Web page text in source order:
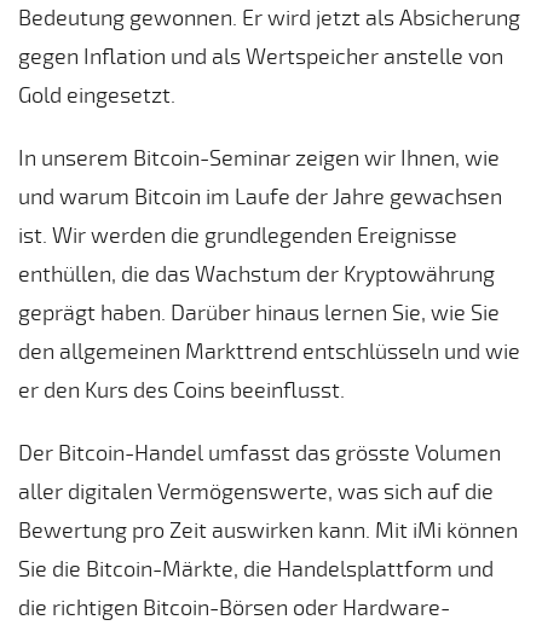
Bedeutung gewonnen. Er wird jetzt als Absicherung
gegen Inflation und als Wertspeicher anstelle von
Gold eingesetzt.
In unserem Bitcoin-Seminar zeigen wir Ihnen, wie
und warum Bitcoin im Laufe der Jahre gewachsen
ist. Wir werden die grundlegenden Ereignisse
enthüllen, die das Wachstum der Kryptowährung
geprägt haben. Darüber hinaus lernen Sie, wie Sie
den allgemeinen Markttrend entschlüsseln und wie
er den Kurs des Coins beeinflusst.
Der Bitcoin-Handel umfasst das grösste Volumen
aller digitalen Vermögenswerte, was sich auf die
Bewertung pro Zeit auswirken kann. Mit iMi können
Sie die Bitcoin-Märkte, die Handelsplattform und
die richtigen Bitcoin-Börsen oder Hardware-